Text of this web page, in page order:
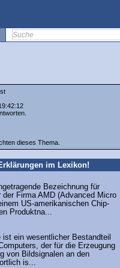
dieses Thema.
im Lexikon!
Bezeichnung für
der Firma AMD (Advanced Micro
US-amerikanischen Chip-
Produktna...
ist ein wesentlicher Bestandteil
der für die Erzeugung
von Bildsignalen an den
is...